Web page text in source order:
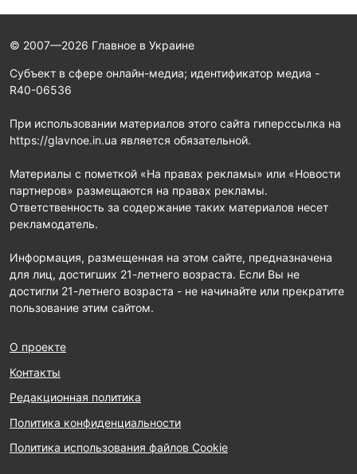
© 2007—2026 Главное в Украине
Субъект в сфере онлайн-медиа; идентификатор медиа -
R40-06536
При использовании материалов этого сайта гиперссылка на
https://glavnoe.in.ua является обязательной.
Материалы с пометкой «На правах рекламы» или «Новости
партнеров» размещаются на правах рекламы.
Ответственность за содержание таких материалов несет
рекламодатель.
Информация, размещенная на этом сайте, предназначена
для лиц, достигших 21-летнего возраста. Если Вы не
достигли 21-летнего возраста - не начинайте или прекратите
пользование этим сайтом.
О проекте
Контакты
Редакционная политика
Политика конфиденциальности
Политика использования файлов Cookie